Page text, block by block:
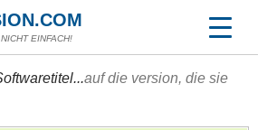
EINFACH!
auf die version, die sie